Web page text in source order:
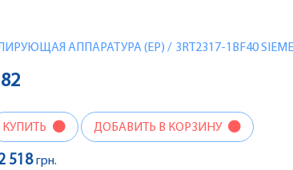
АППАРАТУРА (EP) / 3RT2317-1BF40
КУПИТЬ ДОБАВИТЬ В КОРЗИНУ
518грн.